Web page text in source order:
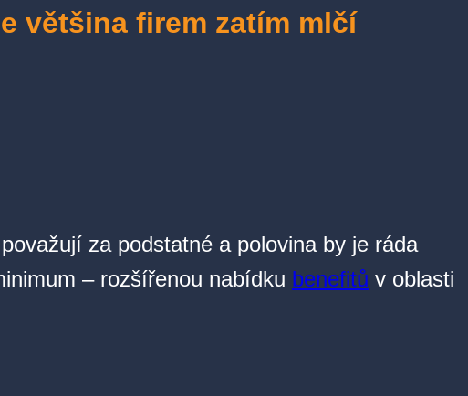
většina firem zatím mlčí
za podstatné a polovina by je ráda
– rozšířenou nabídku benefitů v oblasti